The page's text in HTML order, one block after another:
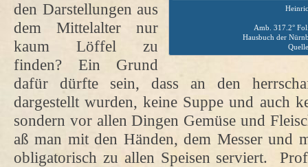
Amb. 317.2°
Hausbuch der
den Darstellungen aus
dem Mittelalter nur
kaum Löffel zu
finden? Ein Grund
dafür dürfte sein, dass an den
dargestellt wurden, keine Suppe und auch
sondern vor allen Dingen Gemüse und
aß man mit den Händen, dem Messer und
obligatorisch zu allen Speisen serviert.